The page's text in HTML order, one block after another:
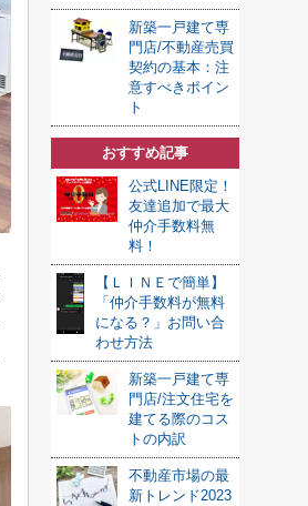
新築一戸建て専
門店/不動産売買
契約の基本：注
意すべきポイン
ト
おすすめ記事
公式LINE限定！
友達追加で最大
仲介手数料無
料！
【ＬＩＮＥで簡単】
「仲介手数料が無料
になる？」お問い合
わせ方法
新築一戸建て専
門店/注文住宅を
建てる際のコス
トの内訳
不動産市場の最
新トレンド2023